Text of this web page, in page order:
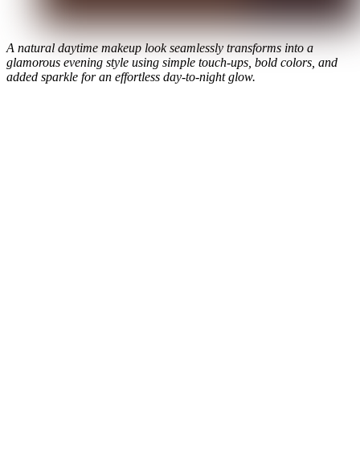
A natural daytime makeup look seamlessly transforms into a
glamorous evening style using simple touch-ups, bold colors, and
added sparkle for an effortless day-to-night glow.